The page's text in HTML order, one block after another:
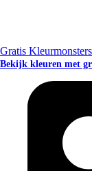
Gratis Kleurmonsters
Bekijk kleuren met